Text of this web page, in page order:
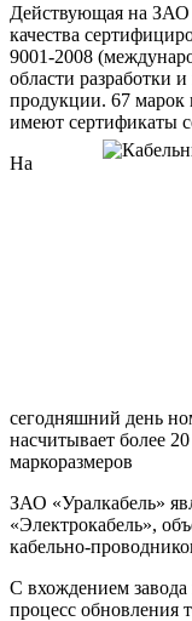
Действующая на ЗАО
качества
9001-2008
области разработки
продукции. 67 марок
имеют сертификаты
На
сегодняшний день
насчитывает более
маркоразмеров
ЗАО «Уралкабель»
«Электрокабель»,
кабельно-
С вхождением
процесс обновления